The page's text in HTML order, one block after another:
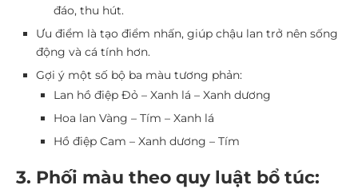
đáo, thu hút.
Ưu điểm là tạo điểm nhấn, giúp chậu lan trở nên sống
động và cá tính hơn.
Gợi ý một số bộ ba màu tương phản:
Lan hồ điệp Đỏ – Xanh lá – Xanh dương
Hoa lan Vàng – Tím – Xanh lá
Hồ điệp Cam – Xanh dương – Tím
3. Phối màu theo quy luật bổ túc: